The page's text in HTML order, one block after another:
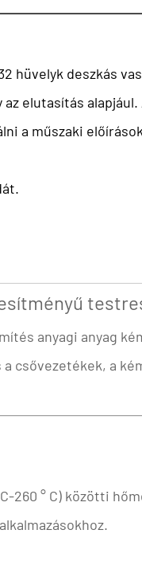
hüvelyk deszkás
elutasítás
a műszaki
anyagi anyag
csővezetékek, a
260 ° C) közötti